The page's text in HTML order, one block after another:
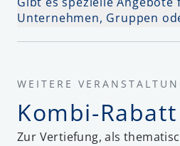
Unternehmen, Gruppen
WEITERE
Kombi-
Zur Vertiefung, als